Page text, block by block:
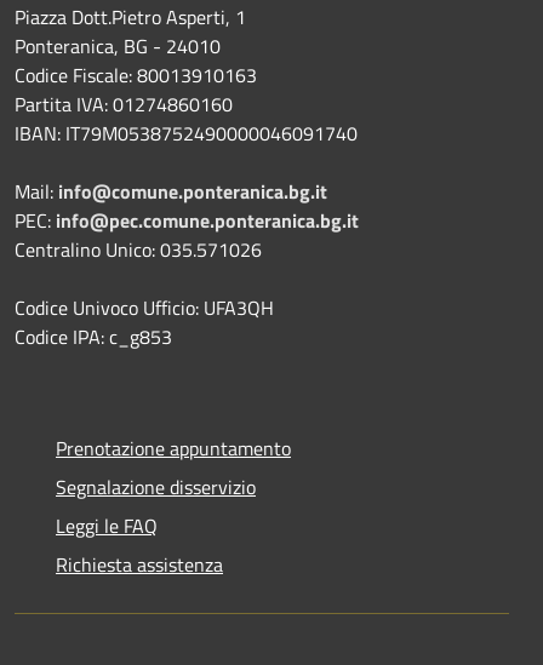
Piazza Dott.Pietro Asperti, 1
Ponteranica, BG - 24010
Codice Fiscale: 80013910163
Partita IVA: 01274860160
IBAN: IT79M0538752490000046091740
Mail: info@comune.ponteranica.bg.it
PEC: info@pec.comune.ponteranica.bg.it
Centralino Unico: 035.571026
Codice Univoco Ufficio: UFA3QH
Codice IPA: c_g853
Prenotazione appuntamento
Segnalazione disservizio
Leggi le FAQ
Richiesta assistenza